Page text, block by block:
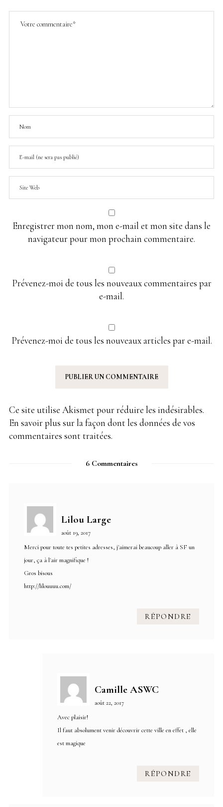
Enregistrer mon nom, mon e-mail et mon site dans le
navigateur pour mon prochain commentaire.
Prévenez-moi de tous les nouveaux commentaires par
e-mail.
Prévenez-moi de tous les nouveaux articles par e-mail.
Ce site utilise Akismet pour réduire les indésirables.
En savoir plus sur la façon dont les données de vos
commentaires sont traitées.
6 Commentaires
Lilou Large
août 19, 2017
Merci pour toute tes petites adresses, j'aimerai beaucoup aller à SF un
jour, ça à l'air magnifique !
Gros bisous
http://lilouuuu.com/
RÉPONDRE
Camille ASWC
août 22, 2017
Avec plaisir!
Il faut absolument venir découvrir cette ville en effet , elle
est magique
RÉPONDRE